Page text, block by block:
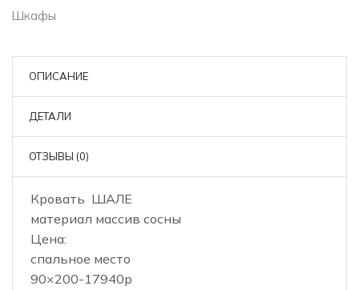
Шкафы
ОПИСАНИЕ
ДЕТАЛИ
ОТЗЫВЫ (0)
Кровать ШАЛЕ
материал массив сосны
Цена:
спальное место
90×200-17940р